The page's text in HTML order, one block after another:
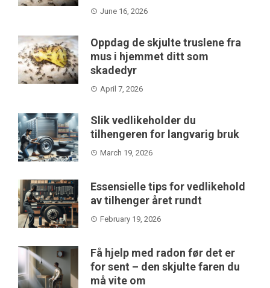
June 16, 2026
Oppdag de skjulte truslene fra
mus i hjemmet ditt som
skadedyr
April 7, 2026
Slik vedlikeholder du
tilhengeren for langvarig bruk
March 19, 2026
Essensielle tips for vedlikehold
av tilhenger året rundt
February 19, 2026
Få hjelp med radon før det er
for sent – den skjulte faren du
må vite om